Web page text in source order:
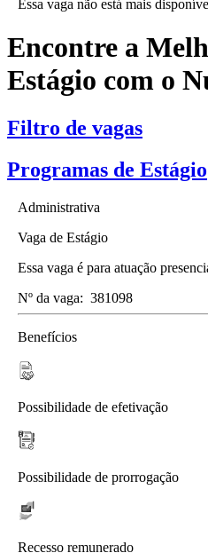
Essa vaga não está mais
Encontre a
Estágio com o
Filtro de vagas
Programas de Estágio
Administrativa
Vaga de Estágio
Essa vaga é para atuação
Nº da vaga: 381098
Benefícios
Possibilidade de efetivação
Possibilidade de prorrogação
Recesso remunerado